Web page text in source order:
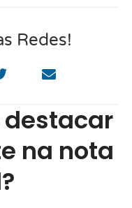
Redes!
destacar
na nota